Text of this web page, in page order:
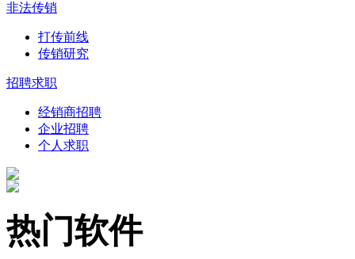
非法传销
打传前线
传销研究
招聘求职
经销商招聘
企业招聘
个人求职
热门软件